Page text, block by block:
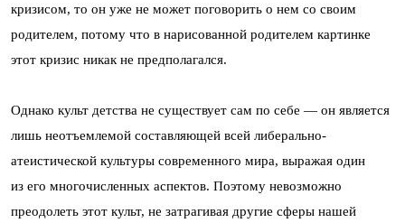
кризисом, то он уже не может поговорить о нем со своим
родителем, потому что в нарисованной родителем картинке
этот кризис никак не предполагался.
Однако культ детства не существует сам по себе — он является
лишь неотъемлемой составляющей всей либерально-
атеистической культуры современного мира, выражая один
из его многочисленных аспектов. Поэтому невозможно
преодолеть этот культ, не затрагивая другие сферы нашей